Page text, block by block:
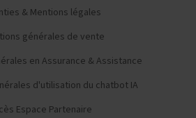
& Mentions légales
générales de vente
en Assurance & Assistance
d'utilisation du chatbot IA
Espace Partenaire